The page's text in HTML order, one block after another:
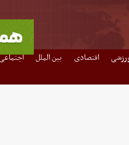
اقتصادی بین الملل